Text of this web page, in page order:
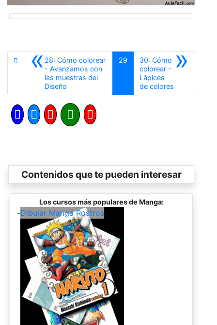
«28: Cómo colorear
- Avanzamos con
las muestras del
Diseño
29 »
30: Cómo
colorear -
Lápices
de colores
Contenidos que te pueden interesar
Los cursos más populares de Manga:
-Dibujar Manga Rostros